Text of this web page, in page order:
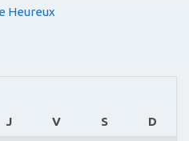
Heureux
J V S D